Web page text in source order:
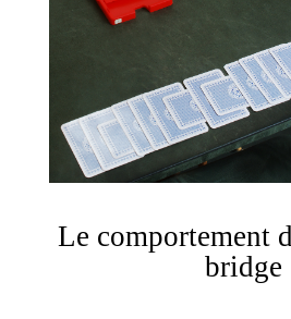
Le comportement
bridge